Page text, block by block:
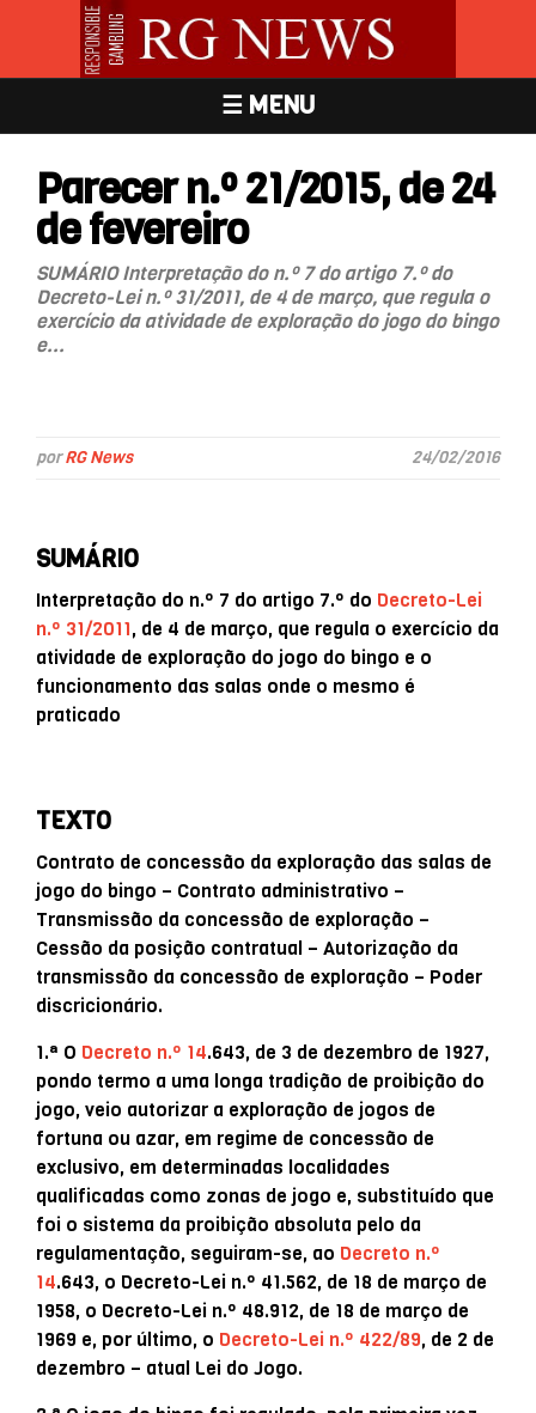
☰ MENU
Parecer n.º 21/2015, de 24
de fevereiro
SUMÁRIO Interpretação do n.º 7 do artigo 7.º do
Decreto-Lei n.º 31/2011, de 4 de março, que regula o
exercício da atividade de exploração do jogo do bingo
e...
porRG News 24/02/2016
SUMÁRIO
Interpretação do n.º 7 do artigo 7.º do Decreto-Lei
n.º 31/2011, de 4 de março, que regula o exercício da
atividade de exploração do jogo do bingo e o
funcionamento das salas onde o mesmo é
praticado
TEXTO
Contrato de concessão da exploração das salas de
jogo do bingo – Contrato administrativo –
Transmissão da concessão de exploração –
Cessão da posição contratual – Autorização da
transmissão da concessão de exploração – Poder
discricionário.
1.ª O Decreto n.º 14.643, de 3 de dezembro de 1927,
pondo termo a uma longa tradição de proibição do
jogo, veio autorizar a exploração de jogos de
fortuna ou azar, em regime de concessão de
exclusivo, em determinadas localidades
qualificadas como zonas de jogo e, substituído que
foi o sistema da proibição absoluta pelo da
regulamentação, seguiram-se, ao Decreto n.º
14.643, o Decreto-Lei n.º 41.562, de 18 de março de
1958, o Decreto-Lei n.º 48.912, de 18 de março de
1969 e, por último, o Decreto-Lei n.º 422/89, de 2 de
dezembro – atual Lei do Jogo.